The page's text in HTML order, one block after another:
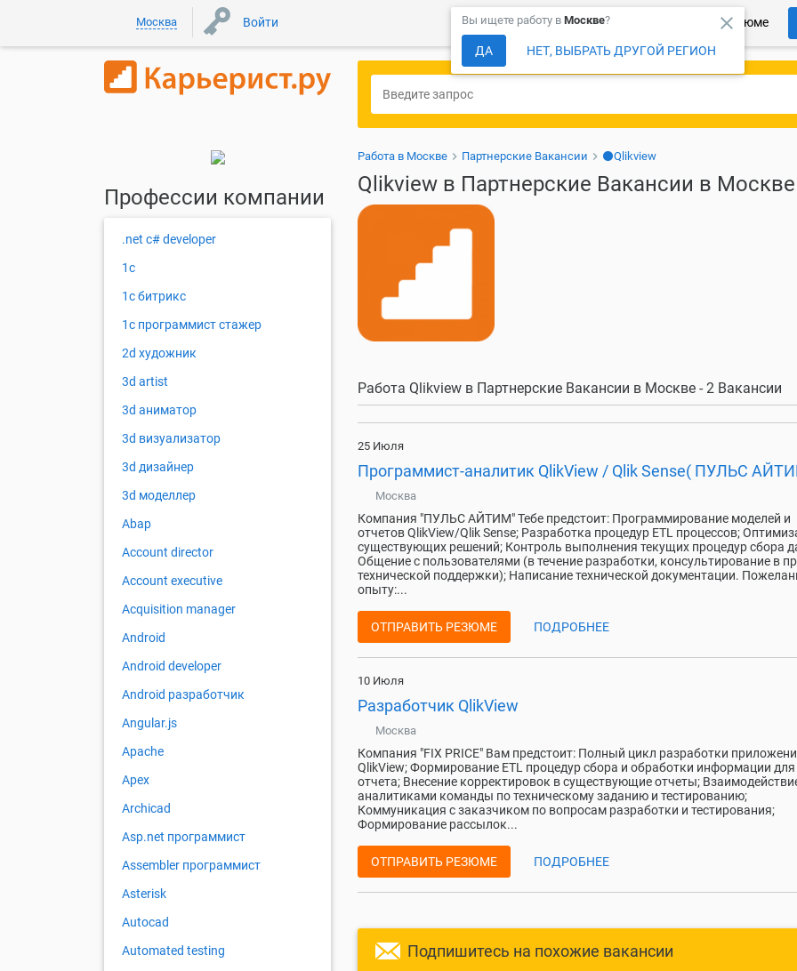
Москва Войти Более 150 000 компаний ждут Ваше резюме
close
Вы ищете работу в Москве?
ДА НЕТ, ВЫБРАТЬ ДРУГОЙ РЕГИОН
Работа в Москве Партнерские Вакансии ⚫Qlikview
Qlikview в Партнерские Вакансии в Москве
Работа Qlikview в Партнерские Вакансии в Москве - 2 Вакансии
25 Июля
Программист-аналитик QlikView / Qlik Sense( ПУЛЬС
Москва
Компания "ПУЛЬС АЙТИМ" Тебе предстоит: Программирование моделей и
отчетов QlikView/Qlik Sense; Разработка процедур ETL процессов;
существующих решений; Контроль выполнения текущих процедур сбора
Общение с пользователями (в течение разработки, консультирование в
технической поддержки); Написание технической документации.
опыту:...
ОТПРАВИТЬ РЕЗЮМЕ ПОДРОБНЕЕ
10 Июля
Разработчик QlikView
Москва
Компания "FIX PRICE" Вам предстоит: Полный цикл разработки
QlikView; Формирование ETL процедур сбора и обработки информации для
отчета; Внесение корректировок в существующие отчеты;
аналитиками команды по техническому заданию и тестированию;
Коммуникация с заказчиком по вопросам разработки и тестирования;
Формирование рассылок...
ОТПРАВИТЬ РЕЗЮМЕ ПОДРОБНЕЕ
Подпишитесь на похожие вакансии
Профессии компании
.net c# developer
1с
1с битрикс
1с программист стажер
2d художник
3d artist
3d аниматор
3d визуализатор
3d дизайнер
3d моделлер
Abap
Account director
Account executive
Acquisition manager
Android
Android developer
Android разработчик
Angular.js
Apache
Apex
Archicad
Asp.net программист
Assembler программист
Asterisk
Autocad
Automated testing